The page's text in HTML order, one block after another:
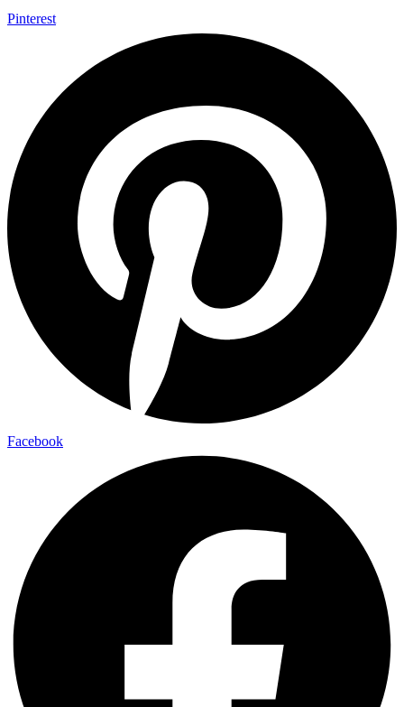
Pinterest
Facebook